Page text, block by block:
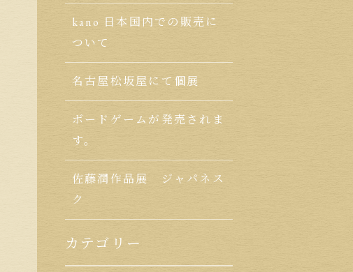
kano 日本国内での販売に
ついて
名古屋松坂屋にて個展
ボードゲームが発売されま
す。
佐藤潤作品展 ジャパネス
ク
カテゴリー